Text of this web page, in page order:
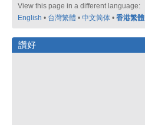
View this page in a different language:
English • 台灣繁體 • 中文简体 • 香港繁體
讚好